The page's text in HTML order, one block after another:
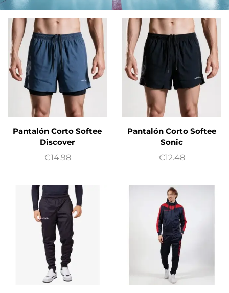
Pantalón Corto Softee
Discover
€14.98
Pantalón Corto Softee
Sonic
€12.48